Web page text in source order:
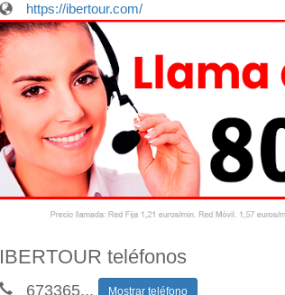
https://ibertour.com/
IBERTOUR teléfonos
673365... Mostrar teléfono